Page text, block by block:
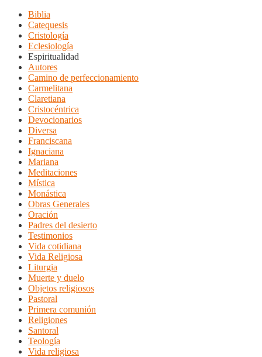
Biblia
Catequesis
Cristología
Eclesiología
Espiritualidad
Autores
Camino de perfeccionamiento
Carmelitana
Claretiana
Cristocéntrica
Devocionarios
Diversa
Franciscana
Ignaciana
Mariana
Meditaciones
Mística
Monástica
Obras Generales
Oración
Padres del desierto
Testimonios
Vida cotidiana
Vida Religiosa
Liturgia
Muerte y duelo
Objetos religiosos
Pastoral
Primera comunión
Religiones
Santoral
Teología
Vida religiosa